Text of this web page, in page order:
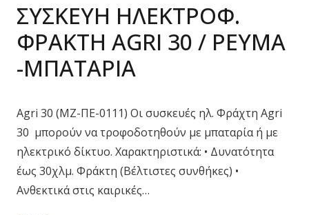
ΣΥΣΚΕΥΗ ΗΛΕΚΤΡΟΦ.
ΦΡΑΚΤΗ AGRI 30 / ΡΕΥΜΑ
-ΜΠΑΤΑΡΙΑ
Agri 30 (ΜΖ-ΠΕ-0111) Οι συσκευές ηλ. Φράχτη Agri
30 μπορούν να τροφοδοτηθούν με μπαταρία ή με
ηλεκτρικό δίκτυο. Χαρακτηριστικά: • Δυνατότητα
έως 30χλμ. Φράκτη (Βέλτιστες συνθήκες) •
Ανθεκτικά στις καιρικές…